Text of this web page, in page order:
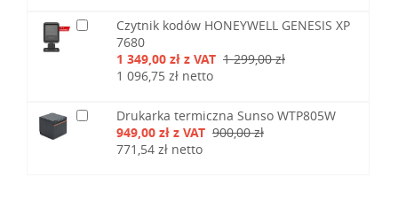
Czytnik kodów HONEYWELL GENESIS XP
7680
1 349,00 zł z VAT 1 299,00 zł
1 096,75 zł netto
Drukarka termiczna Sunso WTP805W
949,00 zł z VAT 900,00 zł
771,54 zł netto